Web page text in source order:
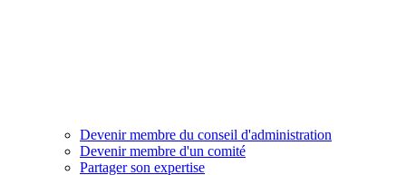
Devenir membre du conseil d'administration
Devenir membre d'un comité
Partager son expertise